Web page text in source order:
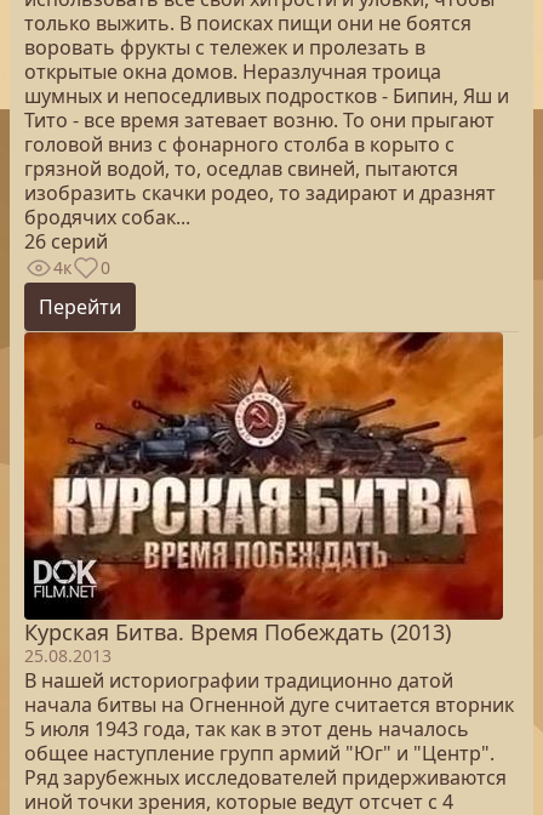
только выжить. В поисках пищи они не боятся
воровать фрукты с тележек и пролезать в
открытые окна домов. Неразлучная троица
шумных и непоседливых подростков - Бипин, Яш и
Тито - все время затевает возню. То они прыгают
головой вниз с фонарного столба в корыто с
грязной водой, то, оседлав свиней, пытаются
изобразить скачки родео, то задирают и дразнят
бродячих собак...
26 серий
4к 0
Перейти
Курская Битва. Время Побеждать (2013)
25.08.2013
В нашей историографии традиционно датой
начала битвы на Огненной дуге считается вторник
5 июля 1943 года, так как в этот день началось
общее наступление групп армий "Юг" и "Центр".
Ряд зарубежных исследователей придерживаются
иной точки зрения, которые ведут отсчет с 4